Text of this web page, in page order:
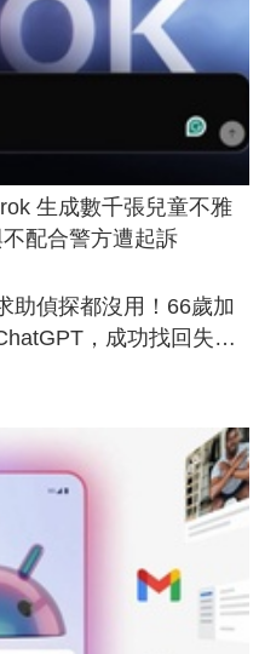
生成數千張兒童不雅
配合警方遭起訴
助偵探都沒用！66歲加
，成功找回失散